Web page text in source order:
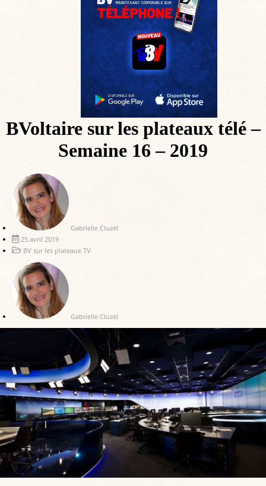
BVoltaire sur les plateaux télé –
Semaine 16 – 2019
Gabrielle Cluzel
25 avril 2019
BV sur les plateaux TV
Gabrielle Cluzel